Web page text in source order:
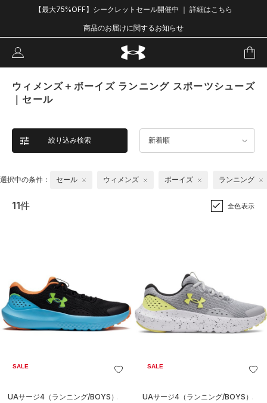
【最大75%OFF】シークレットセール開催中 ｜ 詳細はこちら
商品のお届けに関するお知らせ
ウィメンズ＋ボーイズ ランニング スポーツシューズ
｜セール
絞り込み検索 新着順
選択中の条件： セール ウィメンズ ボーイズ ランニング
11件 全色表示
SALE
UAサージ4（ランニング/BOYS）
SALE
UAサージ4（ランニング/BOYS）